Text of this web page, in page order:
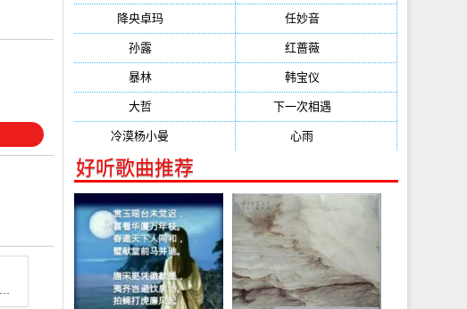
降央卓玛(347) 任妙音(321)
孙露(321) 红蔷薇(311)
暴林(304) 韩宝仪
大哲(247) 下一次相遇
冷漠杨小曼 心雨
好听歌曲推荐